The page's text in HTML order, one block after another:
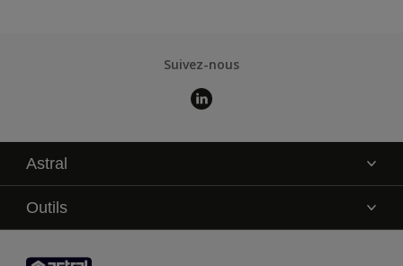
Suivez-nous
Astral
La marque
Service technique
Contact
Outils